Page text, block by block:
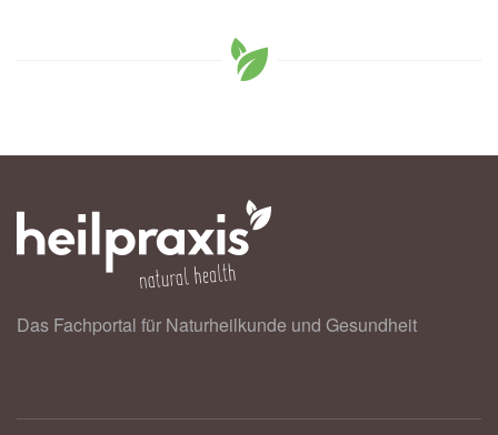
Das Fachportal für Naturheilkunde und Gesundheit